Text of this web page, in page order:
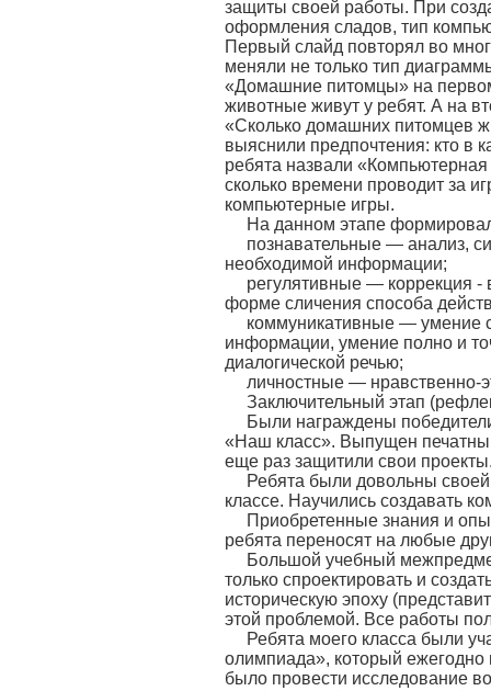
защиты своей работы. При
оформления сладов, тип
Первый слайд повторял во
меняли не только тип
«Домашние питомцы» на
животные живут у ребят. А на
«Сколько домашних питомцев
выяснили предпочтения: кто в
ребята назвали
сколько времени проводит за
компьютерные игры.
На данном этапе
познавательные — анализ,
необходимой информации;
регулятивные — коррекция -
форме сличения способа
коммуникативные — умение
информации, умение полно и
диалогической речью;
личностные — нравственно-
Заключительный этап
Были награждены
«Наш класс». Выпущен
еще раз защитили свои
Ребята были довольны своей
классе. Научились создавать
Приобретенные знания и
ребята переносят на любые
Большой учебный
только спроектировать и
историческую эпоху
этой проблемой. Все работы
Ребята моего класса были
олимпиада», который ежегодно
было провести исследование